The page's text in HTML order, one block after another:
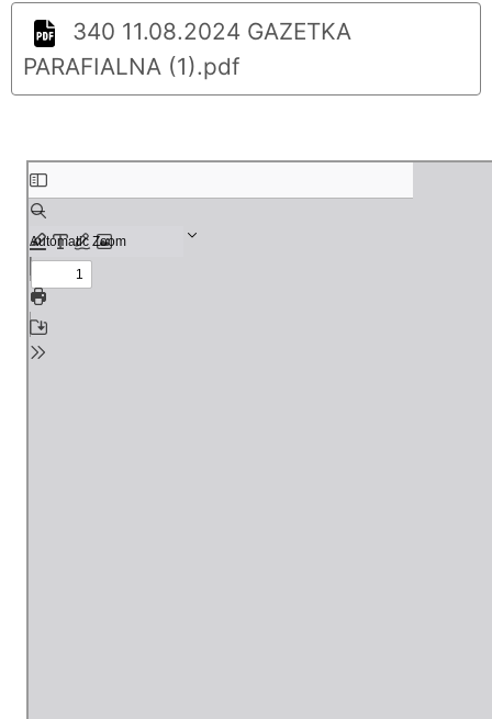
340 11.08.2024 GAZETKA
PARAFIALNA (1).pdf